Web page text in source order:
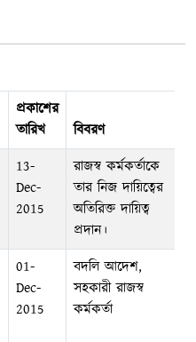
প্রকাশের
তারিখ
বিবরণ
13-
Dec-
2015
রাজস্ব কর্মকর্তাকে
তার নিজ দায়িত্বের
অতিরিক্ত দায়িত্ব
প্রদান।
01-
Dec-
2015
বদলি আদেশ,
সহকারী রাজস্ব
কর্মকর্তা